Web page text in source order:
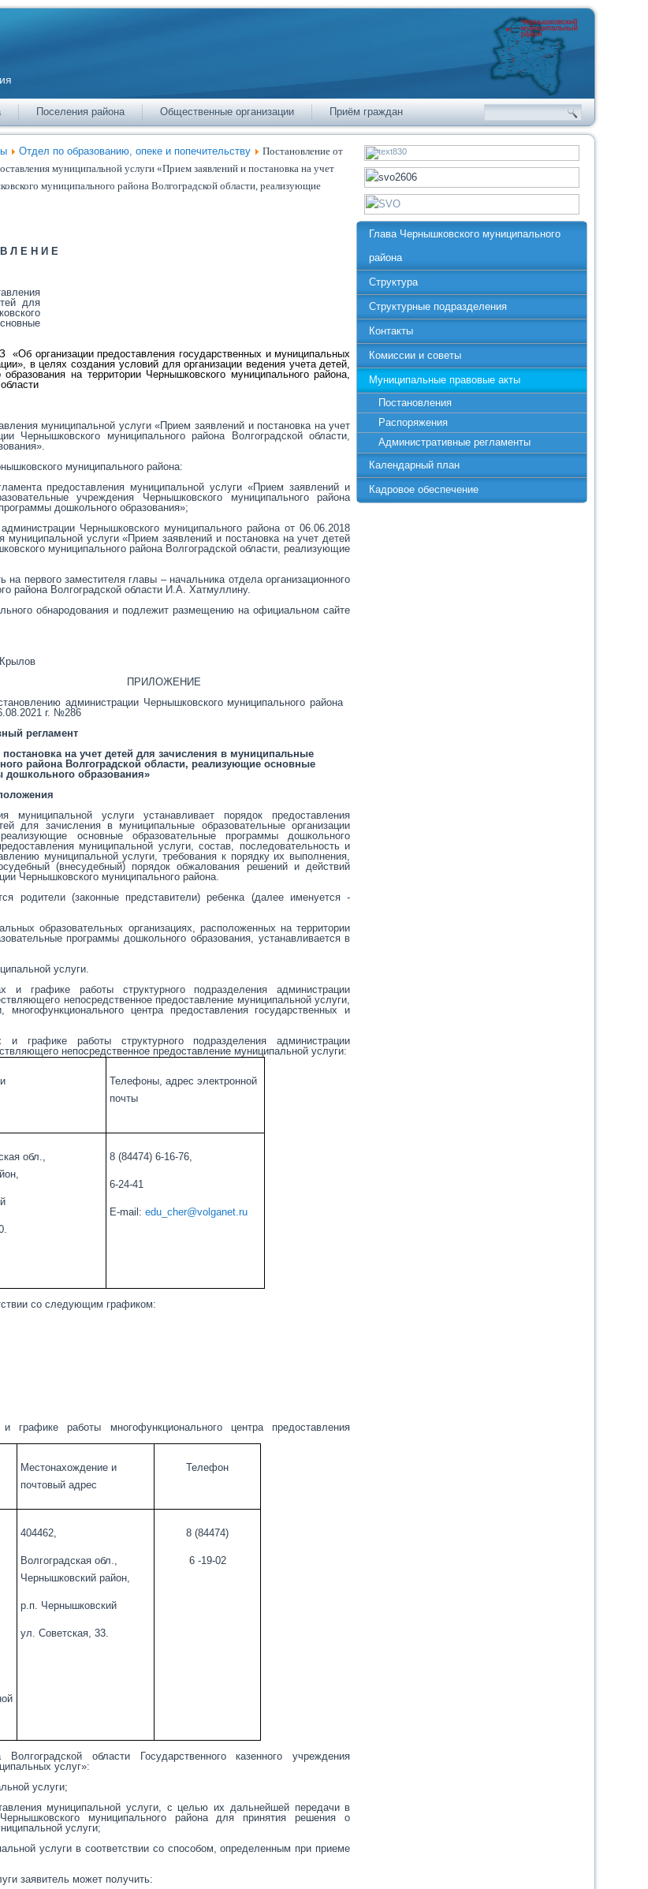
Поселения района Общественные организации Приём граждан
Отдел по образованию, опеке и попечительству
Постановление от
муниципальной услуги «Прием заявлений и постановка на учет
муниципального района Волгоградской области, реализующие
Л Е Н И Е
для
«Об организации предоставления государственных и муниципальных
в целях создания условий для организации ведения учета детей,
на территории Чернышковского муниципального района,
муниципальной услуги «Прием заявлений и постановка на учет
Чернышковского муниципального района Волгоградской области,
муниципального района:
предоставления муниципальной услуги «Прием заявлений и
учреждения Чернышковского муниципального района
дошкольного образования»;
Чернышковского муниципального района от 06.06.2018
услуги «Прием заявлений и постановка на учет детей
муниципального района Волгоградской области, реализующие
первого заместителя главы – начальника отдела организационного
района Волгоградской области И.А. Хатмуллину.
обнародования и подлежит размещению на официальном сайте
ПРИЛОЖЕНИЕ
администрации Чернышковского муниципального района
г. №286
регламент
на учет детей для зачисления в муниципальные
района Волгоградской области, реализующие основные
образования»
муниципальной услуги устанавливает порядок предоставления
для зачисления в муниципальные образовательные организации
основные образовательные программы дошкольного
муниципальной услуги, состав, последовательность и
муниципальной услуги, требования к порядку их выполнения,
(внесудебный) порядок обжалования решений и действий
Чернышковского муниципального района.
родители (законные представители) ребенка (далее именуется -
образовательных организациях, расположенных на территории
программы дошкольного образования, устанавливается в
услуги.
графике работы структурного подразделения администрации
непосредственное предоставление муниципальной услуги,
центра предоставления государственных и
графике работы структурного подразделения администрации
непосредственное предоставление муниципальной услуги:
Телефоны, адрес электронной
почты
обл.,
8 (84474) 6-16-76,
6-24-41
E-mail: edu_cher@volganet.ru
со следующим графиком:
работы многофункционального центра предоставления
Местонахождение и
почтовый адрес
Телефон
404462,
Волгоградская обл.,
Чернышковский район,
р.п. Чернышковский
ул. Советская, 33.
8 (84474)
6 -19-02
области Государственного казенного учреждения
услуг»:
услуги;
муниципальной услуги, с целью их дальнейшей передачи в
муниципального района для принятия решения о
услуги;
услуги в соответствии со способом, определенным при приеме
заявитель может получить:
Глава Чернышковского муниципального
района
Структура
Структурные подразделения
Контакты
Комиссии и советы
Муниципальные правовые акты
Постановления
Распоряжения
Административные регламенты
Календарный план
Кадровое обеспечение